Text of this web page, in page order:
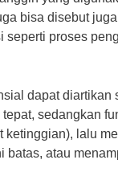
bisa disebut
proses
dapat
sedangkan
lalu
atau